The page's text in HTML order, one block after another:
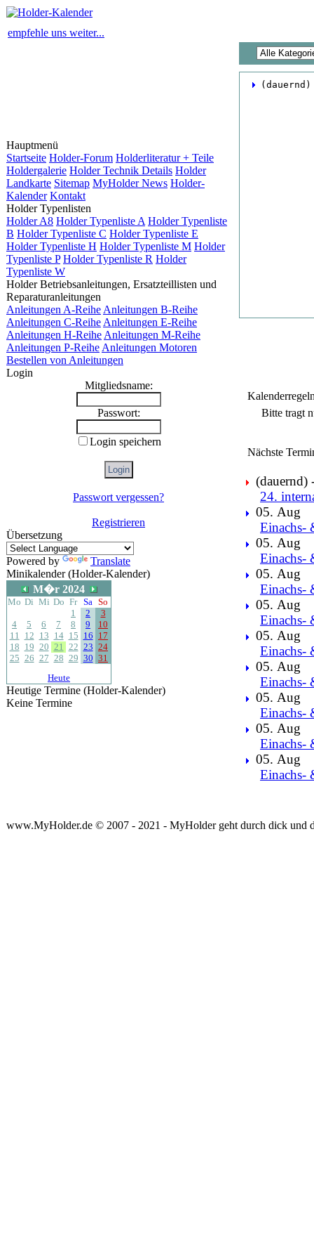
empfehle uns weiter...
Hauptmenü
Startseite Holder-Forum Holderliteratur + Teile
Holdergalerie Holder Technik Details Holder
Landkarte Sitemap MyHolder News Holder-
Kalender Kontakt
Holder Typenlisten
Holder A8 Holder Typenliste A Holder Typenliste
B Holder Typenliste C Holder Typenliste E
Holder Typenliste H Holder Typenliste M Holder
Typenliste P Holder Typenliste R Holder
Typenliste W
Holder Betriebsanleitungen, Ersatzteillisten und
Reparaturanleitungen
Anleitungen A-Reihe Anleitungen B-Reihe
Anleitungen C-Reihe Anleitungen E-Reihe
Anleitungen H-Reihe Anleitungen M-Reihe
Anleitungen P-Reihe Anleitungen Motoren
Bestellen von Anleitungen
Login
Mitgliedsname:
Passwort:
Login speichern
Passwort vergessen?
Registrieren
Übersetzung
Powered by
Translate
Minikalender (Holder-Kalender)
M�r 2024
Mo Di Mi Do Fr Sa So
1
2
3
4
5 6 7 8 9
10
11 12 13 14 15 16 17
18 19 20 21 22 23 24
25 26 27 28 29 30 31
Heute
Heutige Termine (Holder-Kalender)
Keine Termine
(dauernd)
Bitte tragt
Nächste
(dauernd)
24.
05. Aug
Einachs-
05. Aug
Einachs-
05. Aug
Einachs-
05. Aug
Einachs-
05. Aug
Einachs-
05. Aug
Einachs-
05. Aug
Einachs-
05. Aug
Einachs-
05. Aug
Einachs-
www.MyHolder.de © 2007 - 2021 - MyHolder geht durch dick und